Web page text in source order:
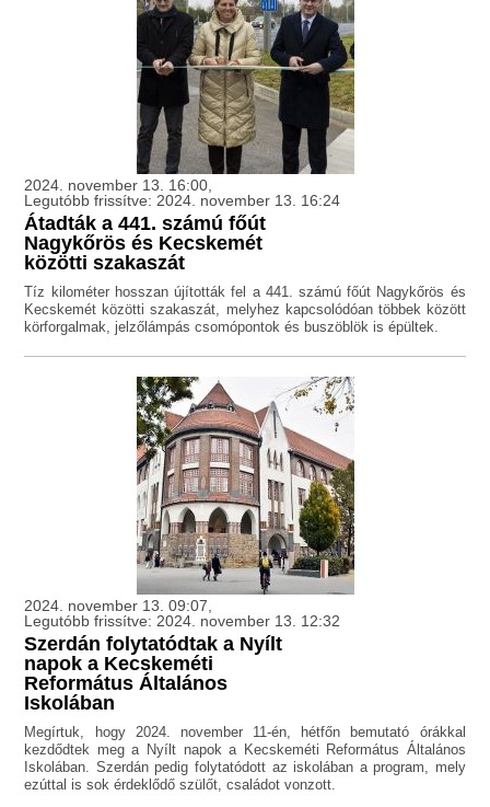
2024. november 13. 16:00,
Legutóbb frissítve: 2024. november 13. 16:24
Átadták a 441. számú főút
Nagykőrös és Kecskemét
közötti szakaszát
Tíz kilométer hosszan újították fel a 441. számú főút Nagykőrös és
Kecskemét közötti szakaszát, melyhez kapcsolódóan többek között
körforgalmak, jelzőlámpás csomópontok és buszöblök is épültek.
2024. november 13. 09:07,
Legutóbb frissítve: 2024. november 13. 12:32
Szerdán folytatódtak a Nyílt
napok a Kecskeméti
Református Általános
Iskolában
Megírtuk, hogy 2024. november 11-én, hétfőn bemutató órákkal
kezdődtek meg a Nyílt napok a Kecskeméti Református Általános
Iskolában. Szerdán pedig folytatódott az iskolában a program, mely
ezúttal is sok érdeklődő szülőt, családot vonzott.